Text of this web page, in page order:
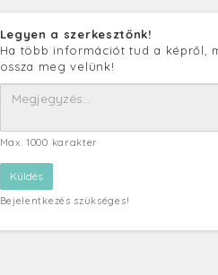
Legyen a szerkesztőnk!
Ha több információt tud a képről,
ossza meg velünk!
Max. 1000 karakter
Bejelentkezés szükséges!